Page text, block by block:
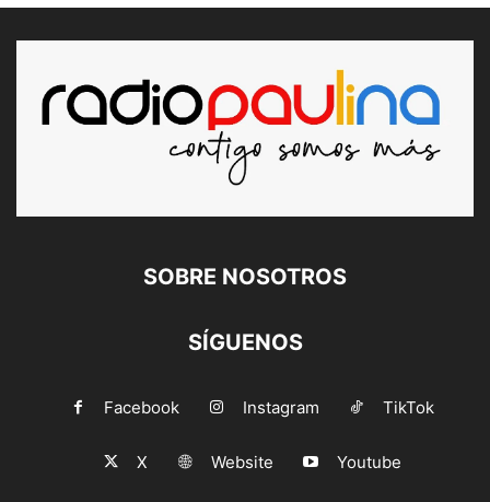
SOBRE NOSOTROS
SÍGUENOS
Facebook Instagram TikTok
X Website Youtube